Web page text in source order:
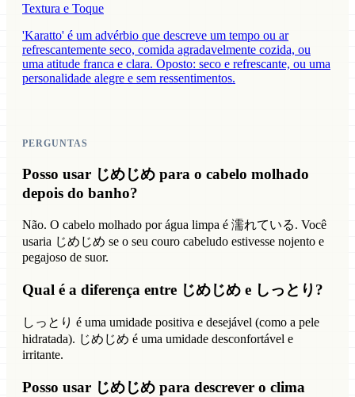
Textura e Toque
'Karatto' é um advérbio que descreve um tempo ou ar
refrescantemente seco, comida agradavelmente cozida, ou
uma atitude franca e clara. Oposto: seco e refrescante, ou uma
personalidade alegre e sem ressentimentos.
PERGUNTAS
Posso usar じめじめ para o cabelo molhado
depois do banho?
Não. O cabelo molhado por água limpa é 濡れている. Você
usaria じめじめ se o seu couro cabeludo estivesse nojento e
pegajoso de suor.
Qual é a diferença entre じめじめ e しっとり?
しっとり é uma umidade positiva e desejável (como a pele
hidratada). じめじめ é uma umidade desconfortável e
irritante.
Posso usar じめじめ para descrever o clima